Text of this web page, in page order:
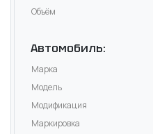
Объём
Автомобиль:
Марка
Модель
Модификация
Маркировка